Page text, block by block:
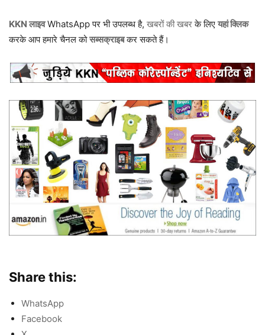
KKN लाइवWhatsApp पर भी उपलब्ध है, खबरों की खबरके लिए यहां क्लिक
करके आप हमारे चैनल कोसब्सक्राइबकर सकते हैं।
Share this:
WhatsApp
Facebook